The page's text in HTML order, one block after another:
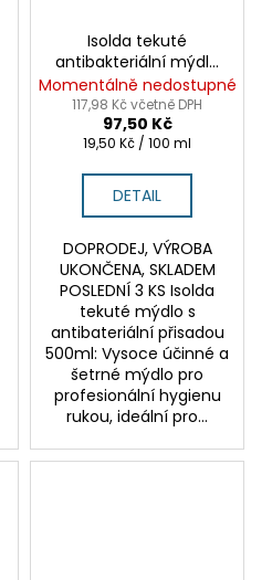
Isolda tekuté
antibakteriální mýdlo
500ml s
chlorhexidinem a
šalvějí
Momentálně nedostupné
117,98 Kč včetně DPH
97,50 Kč
Měrná
19,50 Kč / 100 ml
DETAIL
DOPRODEJ, VÝROBA
UKONČENA, SKLADEM
POSLEDNÍ 3 KS Isolda
tekuté mýdlo s
antibateriální přisadou
500ml: Vysoce účinné a
šetrné mýdlo pro
profesionální hygienu
rukou, ideální pro...